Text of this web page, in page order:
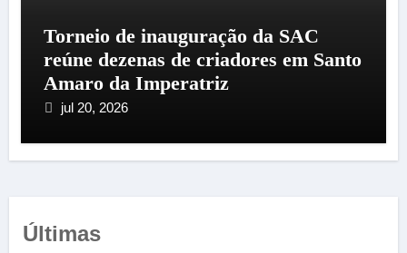
Torneio de inauguração da SAC
reúne dezenas de criadores em Santo
Amaro da Imperatriz
jul 20, 2026
Últimas